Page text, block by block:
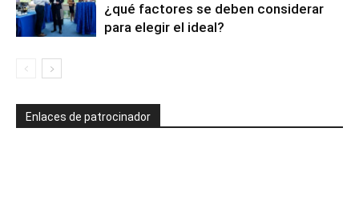
¿qué factores se deben considerar
para elegir el ideal?
Enlaces de patrocinador